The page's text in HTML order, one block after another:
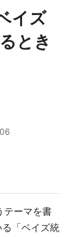
イズ
とき
テーマを書
「ベイズ統